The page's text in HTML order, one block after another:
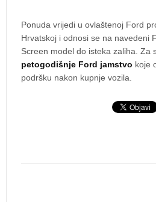
Ponuda vrijedi u ovlaštenoj Ford
Hrvatskoj i odnosi se na navedeni
Screen model do isteka zaliha. Za
petogodišnje Ford jamstvo koje
podršku nakon kupnje vozila.